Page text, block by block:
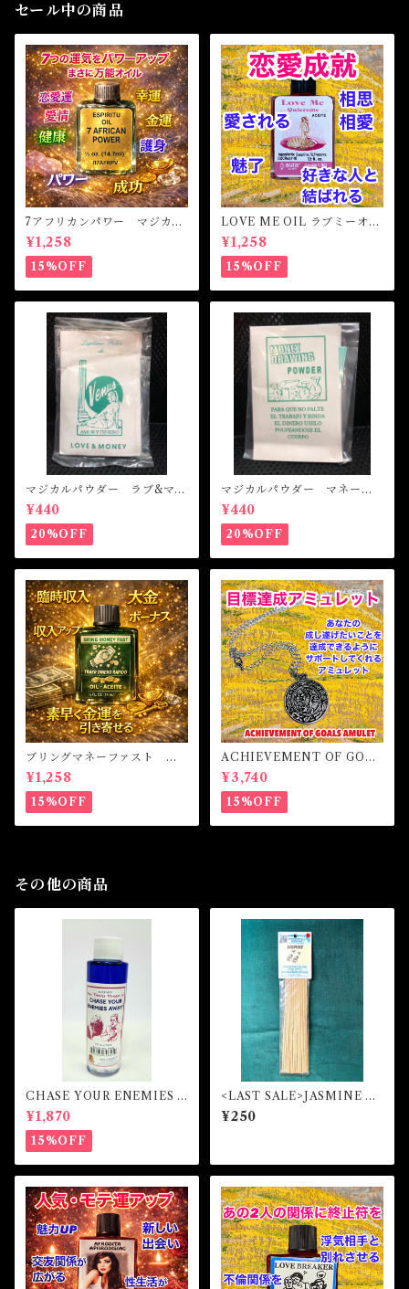
セール中の商品
7アフリカンパワー マジカル
オイル・魔女オイル 7AFRI
CAN POWERS Magical Oil
¥1,258
15%OFF
LOVE ME OIL ラブミーオイ
ル -相思相愛・愛される-
¥1,258
15%OFF
マジカルパウダー ラブ&マネ
ー Magical Powder LOVE
&MONEY
¥440
20%OFF
マジカルパウダー マネード
ローイング Magical Powde
r MONEY DRAWING
¥440
20%OFF
ブリングマネーファスト マ
ジカルオイル・魔女オイル B
RING MONEY FAST Magi
cal Oil
¥1,258
15%OFF
ACHIEVEMENT OF GOAL
S AMULET -あなたを目標達
成へと導くアミュレット-
¥3,740
15%OFF
その他の商品
CHASE YOUR ENEMIES A
WAY! Vinegar Oil チェイス
ユアエネミーアウェイ！ ビネ
ガーオイル
¥1,870
15%OFF
<LAST SALE>JASMINE マ
ジカルスティックインセンス
¥250